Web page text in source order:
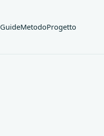
GuideMetodoProgetto